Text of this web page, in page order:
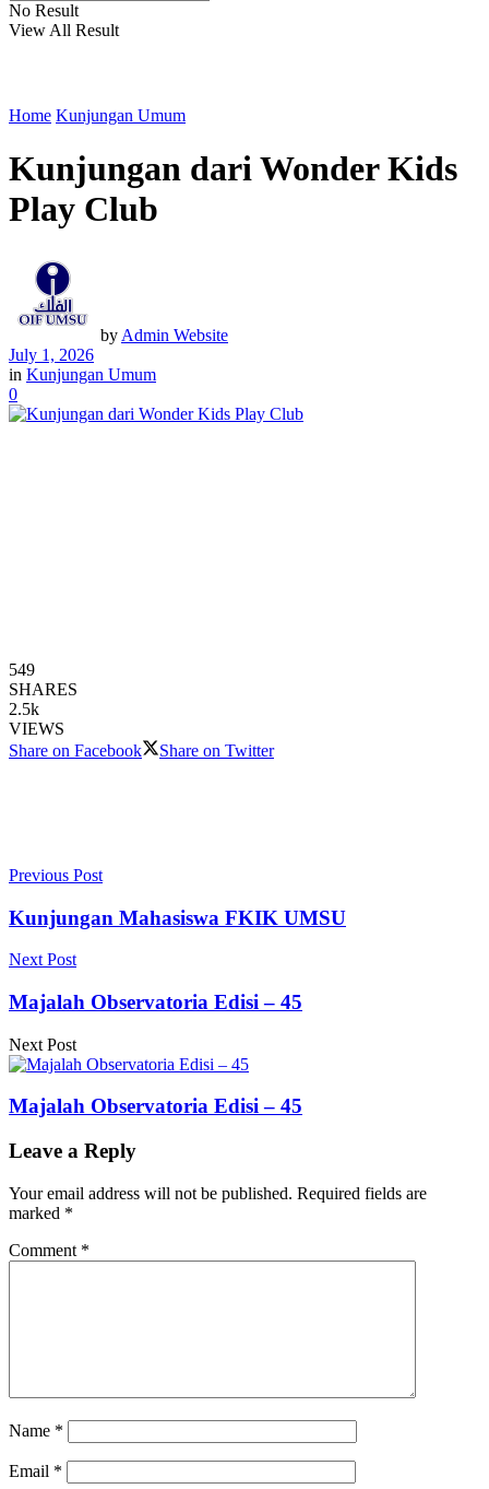
No Result
View All Result
Home Kunjungan Umum
Kunjungan dari Wonder Kids
Play Club
by Admin Website
July 1, 2026
in Kunjungan Umum
0
549
SHARES
2.5k
VIEWS
Share on Facebook
Share on Twitter
Previous Post
Kunjungan Mahasiswa FKIK UMSU
Next Post
Majalah Observatoria Edisi – 45
Next Post
Majalah Observatoria Edisi – 45
Leave a Reply
Your email address will not be published. Required fields are
marked *
Comment *
Name *
Email *